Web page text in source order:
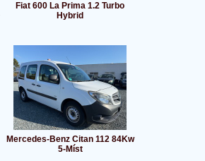
Fiat 600 La Prima 1.2 Turbo
Hybrid
Mercedes-Benz Citan 112 84Kw
5-Míst